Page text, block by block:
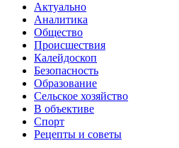
Актуально
Аналитика
Общество
Происшествия
Калейдоскоп
Безопасность
Образование
Сельское хозяйство
В объективе
Спорт
Рецепты и советы